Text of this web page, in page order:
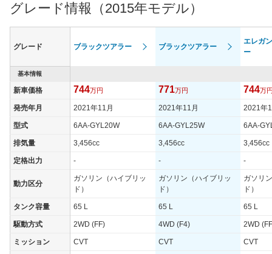
グレード情報（2015年モデル）
グレード ブラックツアラー ブラックツアラー
エレガ
ー
基本情報
新車価格 744万円 771万円 744万
発売年月 2021年11月 2021年11月 2021年
型式 6AA-GYL20W 6AA-GYL25W 6AA-
排気量 3,456cc 3,456cc 3,456cc
定格出力 - - -
動力区分
ガソリン（ハイブリッ
ド）
ガソリン（ハイブリッ
ド）
ガソリ
ド）
タンク容量 65 L 65 L 65 L
駆動方式 2WD (FF) 4WD (F4) 2WD
ミッション CVT CVT CVT